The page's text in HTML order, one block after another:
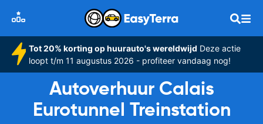
Tot 20% korting op huurauto's wereldwijd Deze actie
loopt t/m 11 augustus 2026 - profiteer vandaag nog!
Autoverhuur Calais
Eurotunnel Treinstation